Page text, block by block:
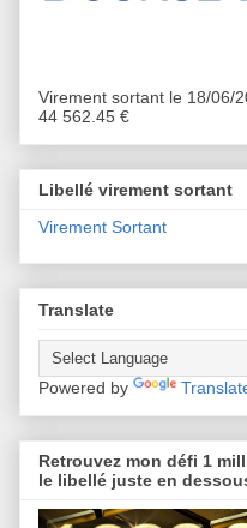
Virement sortant le 18/06/
44 562.45 €
Libellé virement sortant
Virement Sortant
Translate
Powered by
Retrouvez mon défi 1
le libellé juste en